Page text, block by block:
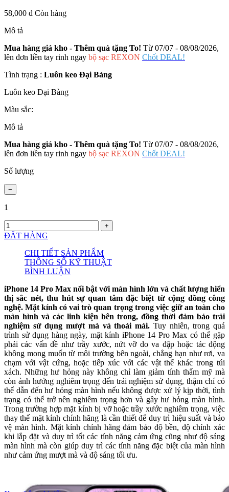
58,000 đ Còn hàng
Mô tả
Mua hàng giá kho - Thêm quà tặng To! Từ 07/07 - 08/08/2026,
lên đơn liền tay rinh ngay bộ sạc REXON Chốt DEAL!
Tình trạng : Luôn keo Đại Bàng
Luôn keo Đại Bàng
Màu sắc:
Mô tả
Mua hàng giá kho - Thêm quà tặng To! Từ 07/07 - 08/08/2026,
lên đơn liền tay rinh ngay bộ sạc REXON Chốt DEAL!
Số lượng
1
ĐẶT HÀNG
CHI TIẾT SẢN PHẨM
THÔNG SỐ KỸ THUẬT
BÌNH LUẬN
​iPhone 14 Pro Max nổi bật với màn hình lớn và chất lượng hiển
thị sắc nét, thu hút sự quan tâm đặc biệt từ cộng đồng công
nghệ. Mặt kính có vai trò quan trọng trong việc giữ an toàn cho
màn hình và các linh kiện bên trong, đồng thời đảm bảo trải
nghiệm sử dụng mượt mà và thoải mái.​ Tuy nhiên, trong quá
trình sử dụng hàng ngày, mặt kính iPhone 14 Pro Max có thể gặp
phải các vấn đề như trầy xước, nứt vỡ do va đập hoặc tác động
không mong muốn từ môi trường bên ngoài, chẳng hạn như rơi, va
chạm với vật cứng, hoặc tiếp xúc với các vật thể khác trong túi
xách. Những hư hỏng này không chỉ làm giảm tính thẩm mỹ mà
còn ảnh hưởng nghiêm trọng đến trải nghiệm sử dụng, thậm chí có
thể dẫn đến hư hỏng màn hình nếu không được xử lý kịp thời, tình
trạng có thể trở nên nghiêm trọng hơn và gây hư hỏng màn hình.​
Trong trường hợp mặt kính bị vỡ hoặc trầy xước nghiêm trọng, việc
thay thế mặt kính chính hãng là cần thiết để duy trì hiệu suất và bảo
vệ màn hình. Mặt kính chính hãng đảm bảo độ bền, độ chính xác
khi lắp đặt và duy trì tốt các tính năng cảm ứng cũng như độ sáng
màn hình mà còn giúp duy trì các tính năng đặc biệt của màn hình
như cảm ứng mượt mà và độ sáng tối ưu.